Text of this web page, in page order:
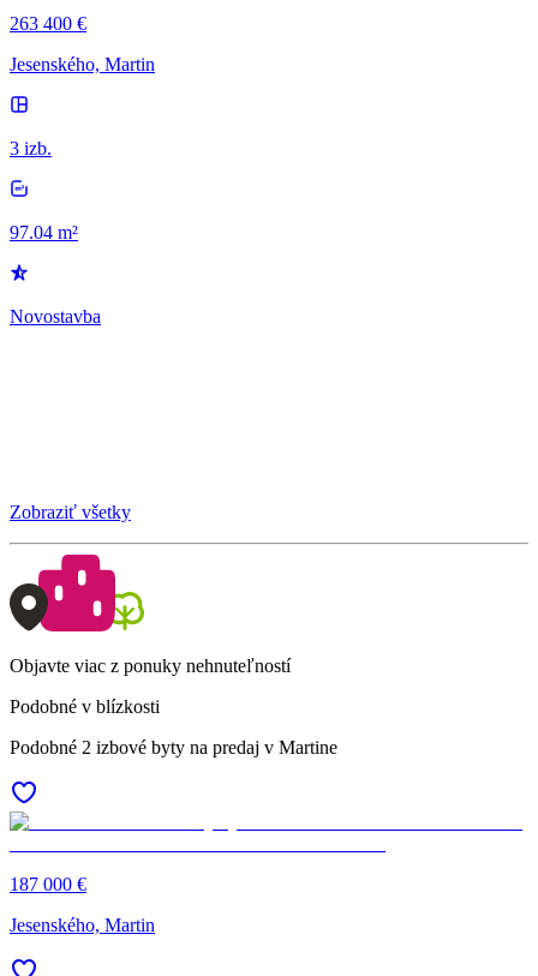
263 400 €
Jesenského, Martin
3 izb.
97.04 m²
Novostavba
Zobraziť všetky
Objavte viac z ponuky nehnuteľností
Podobné v blízkosti
Podobné 2 izbové byty na predaj v Martine
187 000 €
Jesenského, Martin